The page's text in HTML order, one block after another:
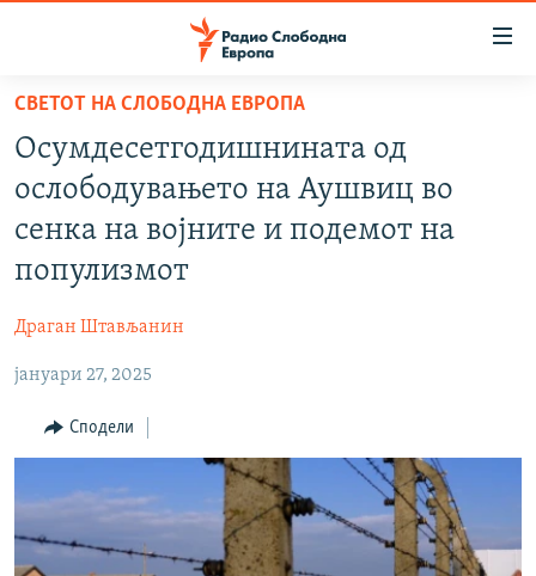
Оди
содржината
Оди
главната
навигација
на
пребарување
СВЕТ
ПРИЈАВИ СЕ ЗА ЊУЗЛЕТЕР
ПОДКАСТ ЗОШТО?
РСЕ веб страници
СВЕТОТ НА СЛОБОДНА ЕВРОПА
Осумдесетгодишнината од
ослободувањето на Аушвиц во
сенка на војните и подемот на
популизмот
Драган Штављанин
јануари 27, 2025
Сподели